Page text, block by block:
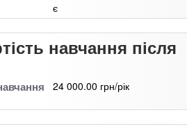
є
навчання після
24 000.00 грн/рік